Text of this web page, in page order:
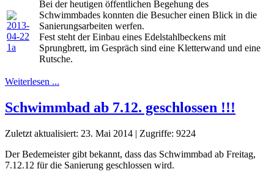
Bei der heutigen öffentlichen Begehung des
Schwimmbades konnten die Besucher einen Blick in die
Sanierungsarbeiten werfen.
Fest steht der Einbau eines Edelstahlbeckens mit
Sprungbrett, im Gespräch sind eine Kletterwand und eine
Rutsche.
Weiterlesen ...
Schwimmbad ab 7.12. geschlossen !!!
Zuletzt aktualisiert: 23. Mai 2014 | Zugriffe: 9224
Der Bedemeister gibt bekannt, dass das Schwimmbad ab Freitag,
7.12.12 für die Sanierung geschlossen wird.